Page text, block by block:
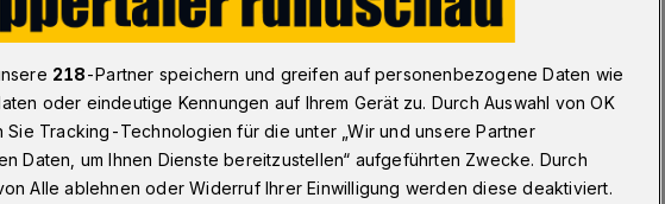
leitet den Bürgerverein Hochbarmen
218-Partner speichern und greifen auf personenbezogene Daten wie
oder eindeutige Kennungen auf Ihrem Gerät zu. Durch Auswahl von OK
Sie Tracking-Technologien für die unter „Wir und unsere Partner
Daten, um Ihnen Dienste bereitzustellen“ aufgeführten Zwecke. Durch
Alle ablehnen oder Widerruf Ihrer Einwilligung werden diese deaktiviert.